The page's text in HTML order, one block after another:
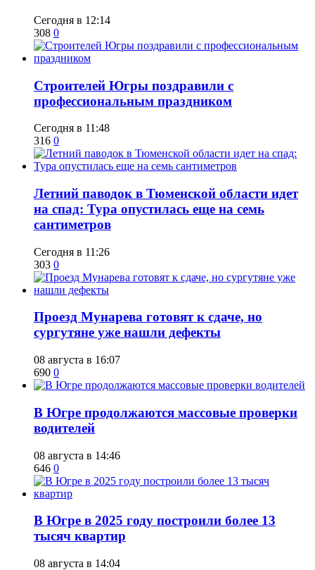
Сегодня в 12:14
308 0
​Строителей Югры поздравили с
профессиональным праздником
Сегодня в 11:48
316 0
​Летний паводок в Тюменской области идет
на спад: Тура опустилась еще на семь
сантиметров
Сегодня в 11:26
303 0
​Проезд Мунарева готовят к сдаче, но
сургутяне уже нашли дефекты
08 августа в 16:07
690 0
​В Югре продолжаются массовые проверки
водителей
08 августа в 14:46
646 0
​В Югре в 2025 году построили более 13
тысяч квартир
08 августа в 14:04